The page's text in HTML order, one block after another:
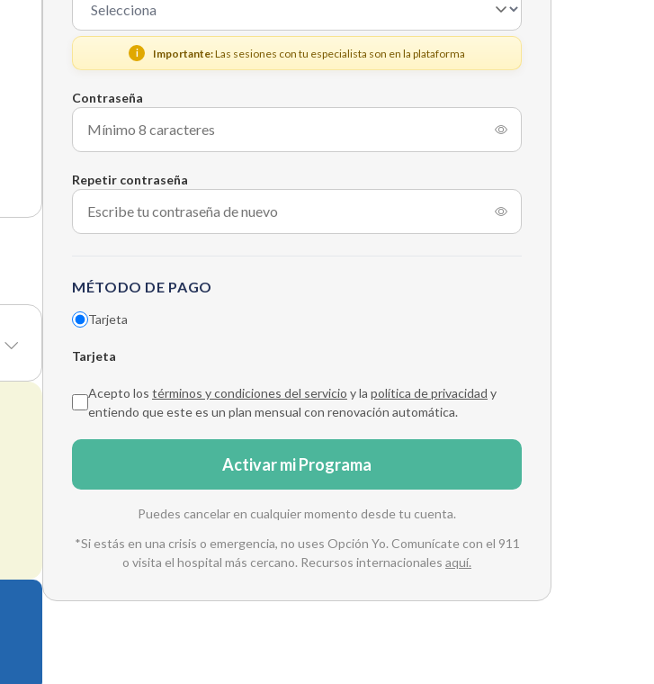
i Importante:Las sesiones con tu especialista son en la plataforma
Contraseña
Repetir contraseña
MÉTODO DE PAGO
Tarjeta
Tarjeta
Acepto los términos y condiciones del servicio y la política de privacidad y
entiendo que este es un plan mensual con renovación automática.
Activar mi Programa
Puedes cancelar en cualquier momento desde tu cuenta.
*Si estás en una crisis o emergencia, no uses Opción Yo. Comunícate con el 911
o visita el hospital más cercano. Recursos internacionales aquí.